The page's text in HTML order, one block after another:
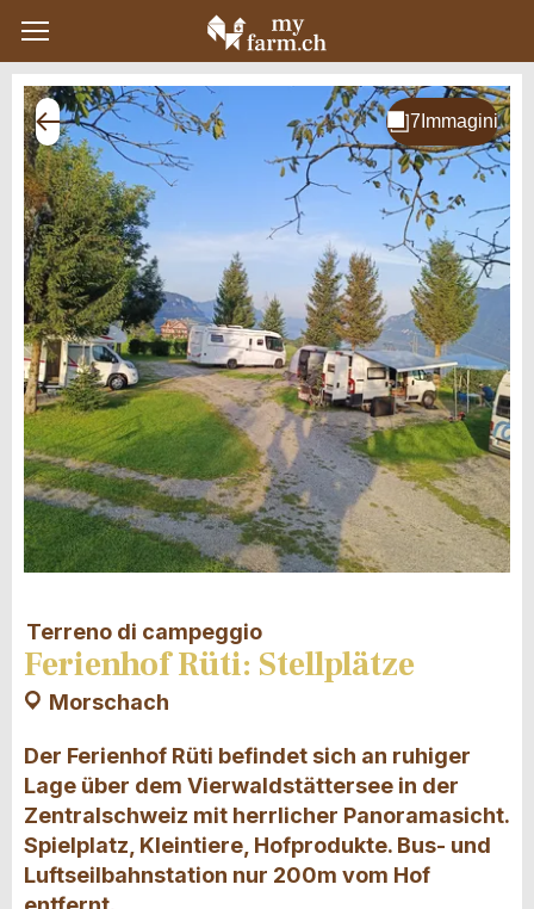
Terreno di campeggio
Ferienhof Rüti: Stellplätze
Morschach
Der Ferienhof Rüti befindet sich an ruhiger
Lage über dem Vierwaldstättersee in der
Zentralschweiz mit herrlicher Panoramasicht.
Spielplatz, Kleintiere, Hofprodukte. Bus- und
Luftseilbahnstation nur 200m vom Hof